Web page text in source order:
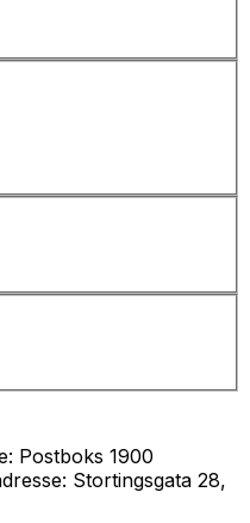
Postboks 1900
Stortingsgata 28,